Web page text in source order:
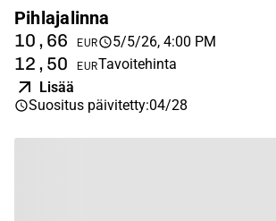
Pihlajalinna
10,66 EUR 5/5/26, 4:00 PM
12,50 EURTavoitehinta
Lisää
Suositus päivitetty:04/28